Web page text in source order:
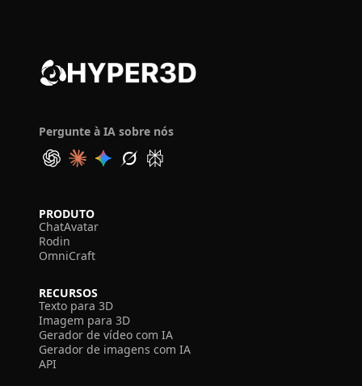
Pergunte à IA sobre nós
PRODUTO
ChatAvatar
Rodin
OmniCraft
RECURSOS
Texto para 3D
Imagem para 3D
Gerador de vídeo com IA
Gerador de imagens com IA
API